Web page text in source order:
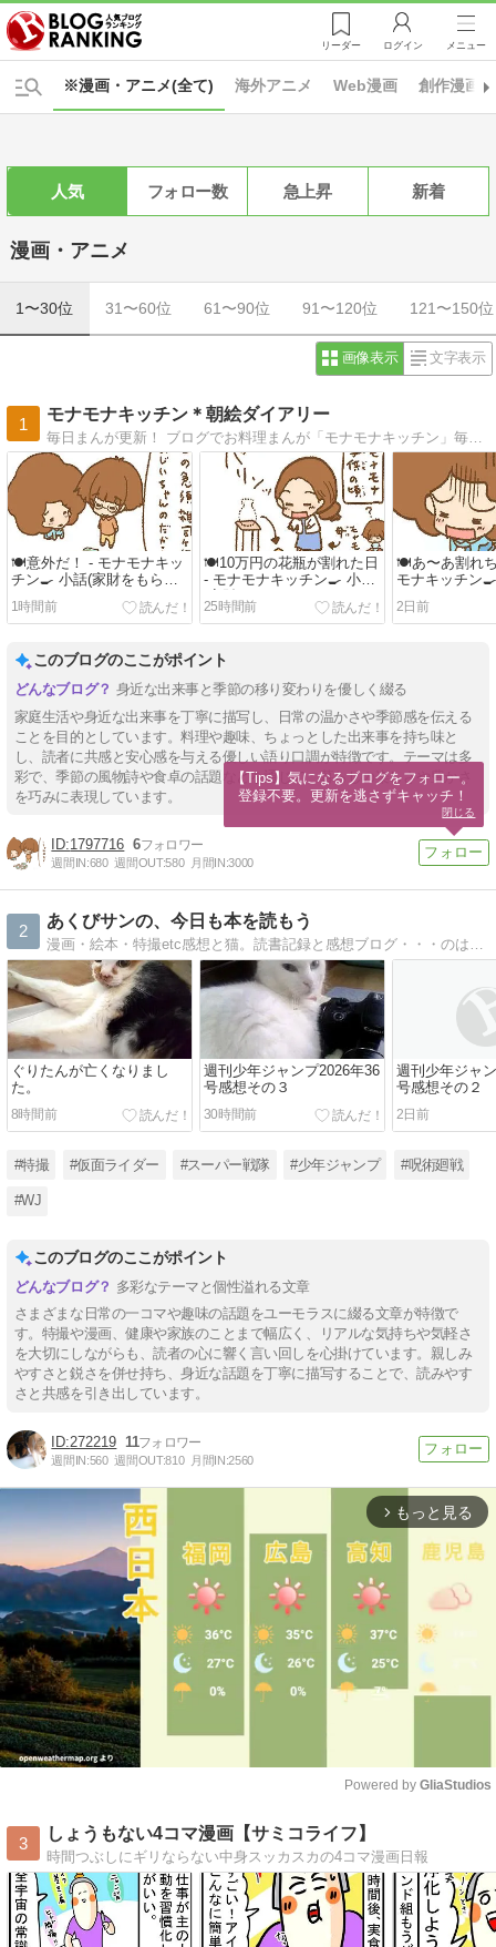
リーダー ログイン メニュー
※漫画・アニメ(全て) 海外アニメ Web漫画 創作漫画
人気 フォロー数 急上昇 新着
漫画・アニメ
1〜30位 31〜60位 61〜90位 91〜120位 121〜150位
画像表示 文字表示
1
モナモナキッチン＊朝絵ダイアリー
毎日まんが更新！ ブログでお料理まんが「モナモナキッチン」毎日更新中〜♪ イラストとかまんがを描いてるのが好き（＊＾ｖ＾＊
🍽️意外だ！ - モナモナキッ
チン🍳 小話(家財をもら
お！)
1時間前
🍽️10万円の花瓶が割れた日
- モナモナキッチン🍳 小話
(家財をもらお！)
25時間前
🍽️あ〜あ割れ
モナキッチン
をもらお！)
2日前
このブログのここがポイント
身近な出来事と季節の移り変わりを優しく綴る
家庭生活や身近な出来事を丁寧に描写し、日常の温かさや季節感を伝える
ことを目的としています。料理や趣味、ちょっとした出来事を持ち味と
し、読者に共感と安心感を与える優しい語り口調が特徴です。テーマは多
彩で、季節の風物詩や食卓の話題などを通じて、暮らしの楽しさや豊かさ
を巧みに表現しています。
1797716 6
週間IN:680 週間OUT:580 月間IN:3000
2
あくびサンの、今日も本を読もう
漫画・絵本・特撮etc感想と猫。読書記録と感想ブログ・・・のはずだったのに、気付けば最近猫ばっか。
ぐりたんが亡くなりまし
た。
8時間前
週刊少年ジャンプ2026年36
号感想その３
30時間前
週刊少年ジャ
号感想その２
2日前
#特撮 #仮面ライダー #スーパー戦隊 #少年ジャンプ #呪術廻戦
#WJ
このブログのここがポイント
多彩なテーマと個性溢れる文章
さまざまな日常の一コマや趣味の話題をユーモラスに綴る文章が特徴で
す。特撮や漫画、健康や家族のことまで幅広く、リアルな気持ちや気軽さ
を大切にしながらも、読者の心に響く言い回しを心掛けています。親しみ
やすさと鋭さを併せ持ち、身近な話題を丁寧に描写することで、読みやす
さと共感を引き出しています。
272219 11
週間IN:560 週間OUT:810 月間IN:2560
arrow_forward_ios もっと見る
Powered by GliaStudios
3
しょうもない4コマ漫画【サミコライフ】
時間つぶしにギリならない中身スッカスカの4コマ漫画日報
【Tips】気になるブログをフォロー。
登録不要。更新を逃さずキャッチ！
閉じる